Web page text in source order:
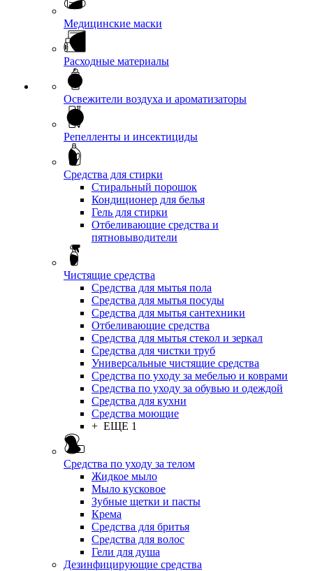
Медицинские маски
Расходные материалы
Освежители воздуха и ароматизаторы
Репелленты и инсектициды
Средства для стирки
Стиральный порошок
Кондиционер для белья
Гель для стирки
Отбеливающие средства и
пятновыводители
Чистящие средства
Средства для мытья пола
Средства для мытья посуды
Средства для мытья сантехники
Отбеливающие средства
Средства для мытья стекол и зеркал
Средства для чистки труб
Универсальные чистящие средства
Средства по уходу за мебелью и коврами
Средства по уходу за обувью и одеждой
Средства для кухни
Средства моющие
+ ЕЩЕ 1
Средства по уходу за телом
Жидкое мыло
Мыло кусковое
Зубные щетки и пасты
Крема
Средства для бритья
Средства для волос
Гели для душа
Дезинфицирующие средства